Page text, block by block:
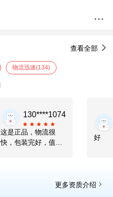
查看全部
物流迅速(134)
130****1074
这是正品，物流很
快，包装完好，值得
好
更多资质介绍